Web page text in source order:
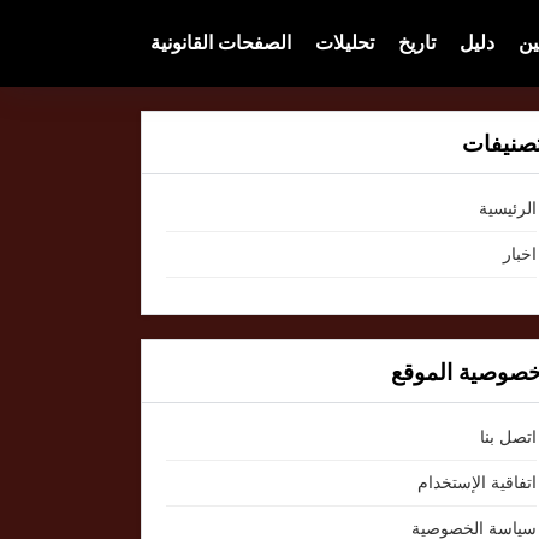
دليل تاريخ تحليلات الصفحات القانونية
الرئيسية
اخبار
الموقع
اتصل بنا
اتفاقية الإستخدام
سياسة الخصوصية